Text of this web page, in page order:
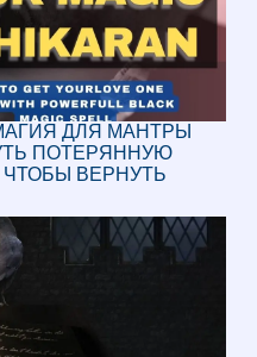
ДЛЯ МАНТРЫ
ПОТЕРЯННУЮ
ВЕРНУТЬ